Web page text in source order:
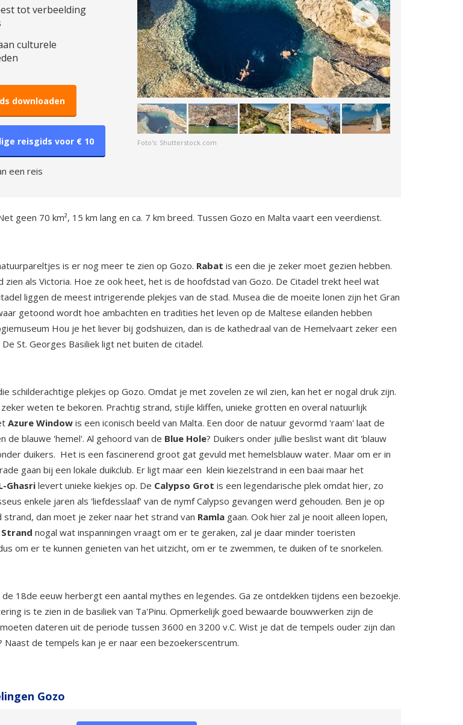
Foto's: Shutterstock.com
tot verbeelding
culturele
downloaden
reisgids voor € 10
een reis
geen 70 km², 15 km lang en ca. 7 km breed. Tussen Gozo en Malta vaart een veerdienst.
is er nog meer te zien op Gozo. Rabat is een die je zeker moet gezien hebben.
zien als Victoria. Hoe ze ook heet, het is de hoofdstad van Gozo. De Citadel trekt heel wat
liggen de meest intrigerende plekjes van de stad. Musea die de moeite lonen zijn het Gran
getoond wordt hoe ambachten en tradities het leven op de Maltese eilanden hebben
Hou je het liever bij godshuizen, dan is de kathedraal van de Hemelvaart zeker een
St. Georges Basiliek ligt net buiten de citadel.
schilderachtige plekjes op Gozo. Omdat je met zovelen ze wil zien, kan het er nogal druk zijn.
weten te bekoren. Prachtig strand, stijle kliffen, unieke grotten en overal natuurlijk
Azure Window is een iconisch beeld van Malta. Een door de natuur gevormd 'raam' laat de
de blauwe 'hemel'. Al gehoord van de Blue Hole? Duikers onder jullie beslist want dit 'blauw
duikers. Het is een fascinerend groot gat gevuld met hemelsblauw water. Maar om er in
gaan bij een lokale duikclub. Er ligt maar een klein kiezelstrand in een baai maar het
Ghasrilevert unieke kiekjes op. De Calypso Grot is een legendarische plek omdat hier, zo
enkele jaren als 'liefdesslaaf' van de nymf Calypso gevangen werd gehouden. Ben je op
strand, dan moet je zeker naar het strand van Ramla gaan. Ook hier zal je nooit alleen lopen,
Strand nogal wat inspanningen vraagt om er te geraken, zal je daar minder toeristen
om er te kunnen genieten van het uitzicht, om er te zwemmen, te duiken of te snorkelen.
de 18de eeuw herbergt een aantal mythes en legendes. Ga ze ontdekken tijdens een bezoekje.
is te zien in de basiliek van Ta'Pinu. Opmerkelijk goed bewaarde bouwwerken zijn de
dateren uit de periode tussen 3600 en 3200 v.C. Wist je dat de tempels ouder zijn dan
Naast de tempels kan je er naar een bezoekerscentrum.
Gozo